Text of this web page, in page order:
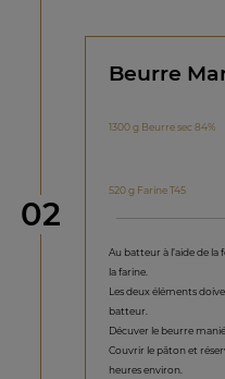
étape
02
Beurre
1300 g Beurre sec 84%
520 g Farine T45
Au batteur à l’aide de
la farine.
Les deux éléments
batteur.
Décuver le beurre
Couvrir le pâton et
heures environ.